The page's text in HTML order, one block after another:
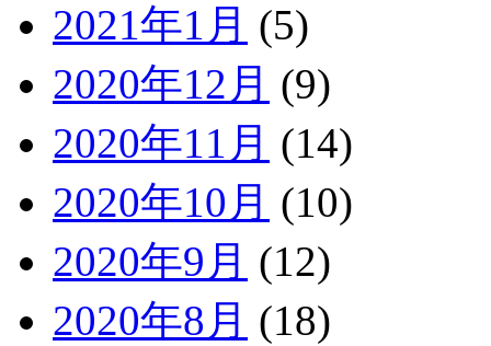
2021年1月 (5)
2020年12月 (9)
2020年11月 (14)
2020年10月 (10)
2020年9月 (12)
2020年8月 (18)